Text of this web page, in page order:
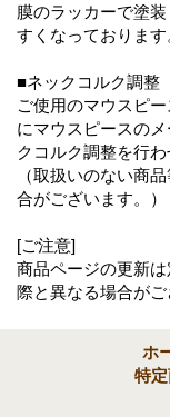
膜のラッカーで塗
すくなっております
■ネックコルク調整
ご使用のマウスピ
にマウスピースの
クコルク調整を行わ
（取扱いのない商
合がございます。）
[ご注意]
商品ページの更新
際と異なる場合がご
ホ
特